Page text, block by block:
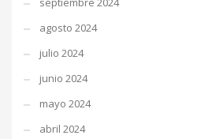
agosto 2024
julio 2024
junio 2024
mayo 2024
abril 2024